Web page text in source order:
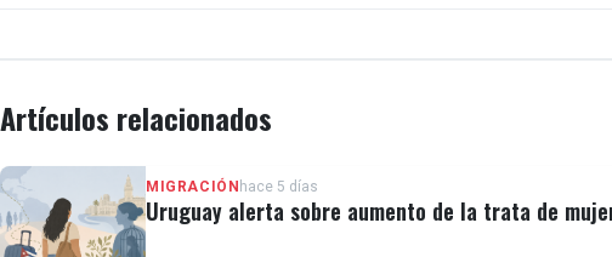
Artículos relacionados
MIGRACIÓN hace 5 días
Uruguay alerta sobre aumento de la trata de